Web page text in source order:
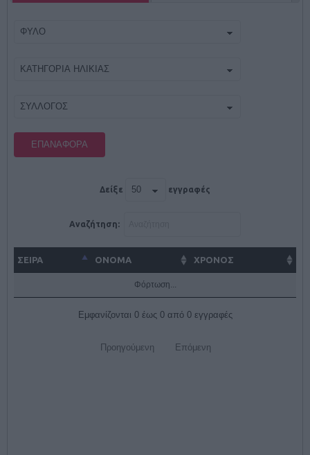
ΕΠΑΝΑΦΟΡΆ
Δείξε εγγραφές
Αναζήτηση:
ΣΕΙΡΑ ΌΝΟΜΑ ΧΡΟΝΟΣ
Φόρτωση...
Εμφανίζονται 0 έως 0 από 0 εγγραφές
Προηγούμενη Επόμενη